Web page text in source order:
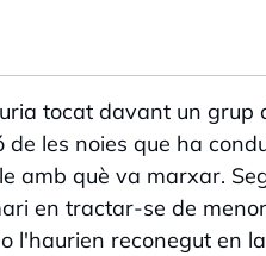
tocat davant un grup
les noies que ha
amb què va marxar.
en tractar-se de
l'haurien reconegut en